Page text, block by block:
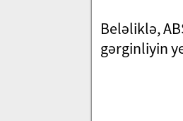
Beləliklə,
gərginliyin